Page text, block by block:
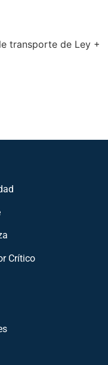
transporte de Ley +
Crítico